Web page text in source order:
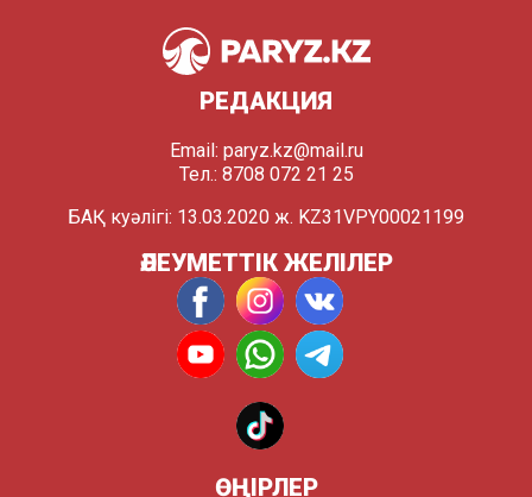
РЕДАКЦИЯ
Email: paryz.kz@mail.ru
Тел.: 8708 072 21 25
БАҚ куәлігі: 13.03.2020 ж. KZ31VPY00021199
ӘЛЕУМЕТТІК ЖЕЛІЛЕР
ӨҢІРЛЕР